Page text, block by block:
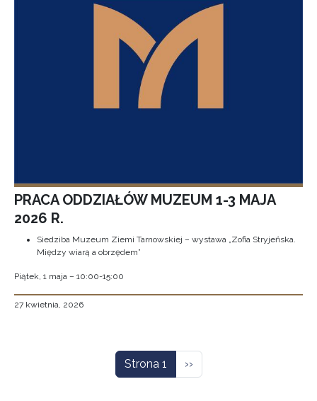
PRACA ODDZIAŁÓW MUZEUM 1-3 MAJA
2026 R.
Siedziba Muzeum Ziemi Tarnowskiej – wystawa „Zofia Stryjeńska.
Między wiarą a obrzędem”
Piątek, 1 maja – 10:00-15:00
27 kwietnia, 2026
Strona 1 Następna strona
››